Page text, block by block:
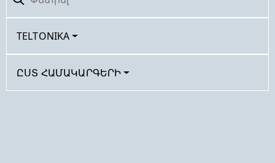
TELTONIKA
ԸՍՏ ՀԱՄԱԿԱՐԳԵՐԻ